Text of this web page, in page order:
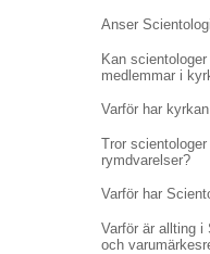
Anser
Kan
medlemmar i
Varför har
Tror
rymdvarelser?
Varför har
Varför är allting i
och